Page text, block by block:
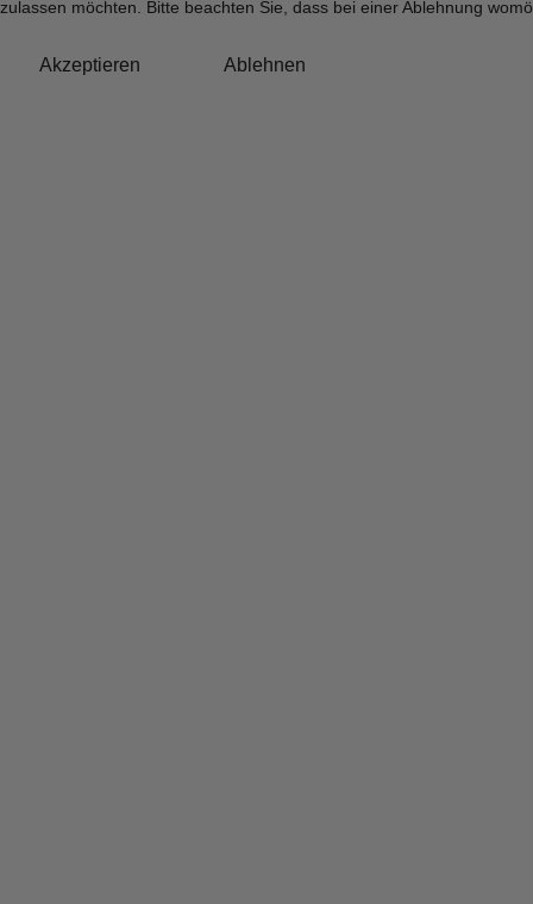
zulassen möchten. Bitte beachten Sie, dass bei einer Ablehnung
Akzeptieren Ablehnen